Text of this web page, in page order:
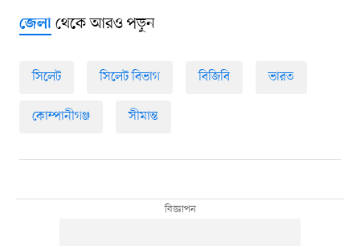
জেলাথেকে আরও পড়ুন
সিলেট সিলেট বিভাগ বিজিবি ভারত
কোম্পানীগঞ্জ সীমান্ত